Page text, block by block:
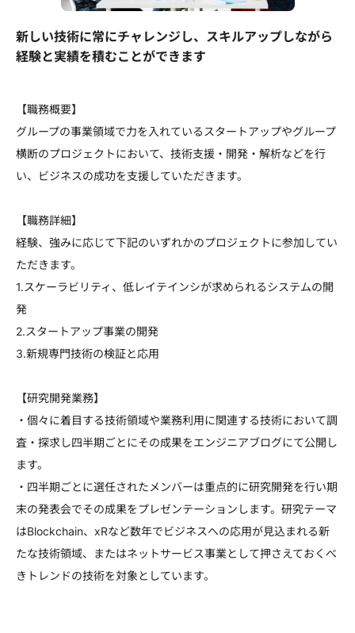
新しい技術に常にチャレンジし、スキルアップしながら
経験と実績を積むことができます
【職務概要】
グループの事業領域で力を入れているスタートアップやグループ
横断のプロジェクトにおいて、技術支援・開発・解析などを行
い、ビジネスの成功を支援していただきます。
【職務詳細】
経験、強みに応じて下記のいずれかのプロジェクトに参加してい
ただきます。
1.スケーラビリティ、低レイテインシが求められるシステムの開
発
2.スタートアップ事業の開発
3.新規専門技術の検証と応用
【研究開発業務】
・個々に着目する技術領域や業務利用に関連する技術において調
査・探求し四半期ごとにその成果をエンジニアブログにて公開し
ます。
・四半期ごとに選任されたメンバーは重点的に研究開発を行い期
末の発表会でその成果をプレゼンテーションします。研究テーマ
はBlockchain、xRなど数年でビジネスへの応用が見込まれる新
たな技術領域、またはネットサービス事業として押さえておくべ
きトレンドの技術を対象としています。